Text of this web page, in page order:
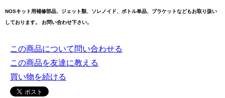
NOSキット用補修部品、ジェット類、ソレノイド、ボトル単品、ブラケットなどもお取り扱い
しております。 お問い合わせ下さい。
この商品について問い合わせる
この商品を友達に教える
買い物を続ける